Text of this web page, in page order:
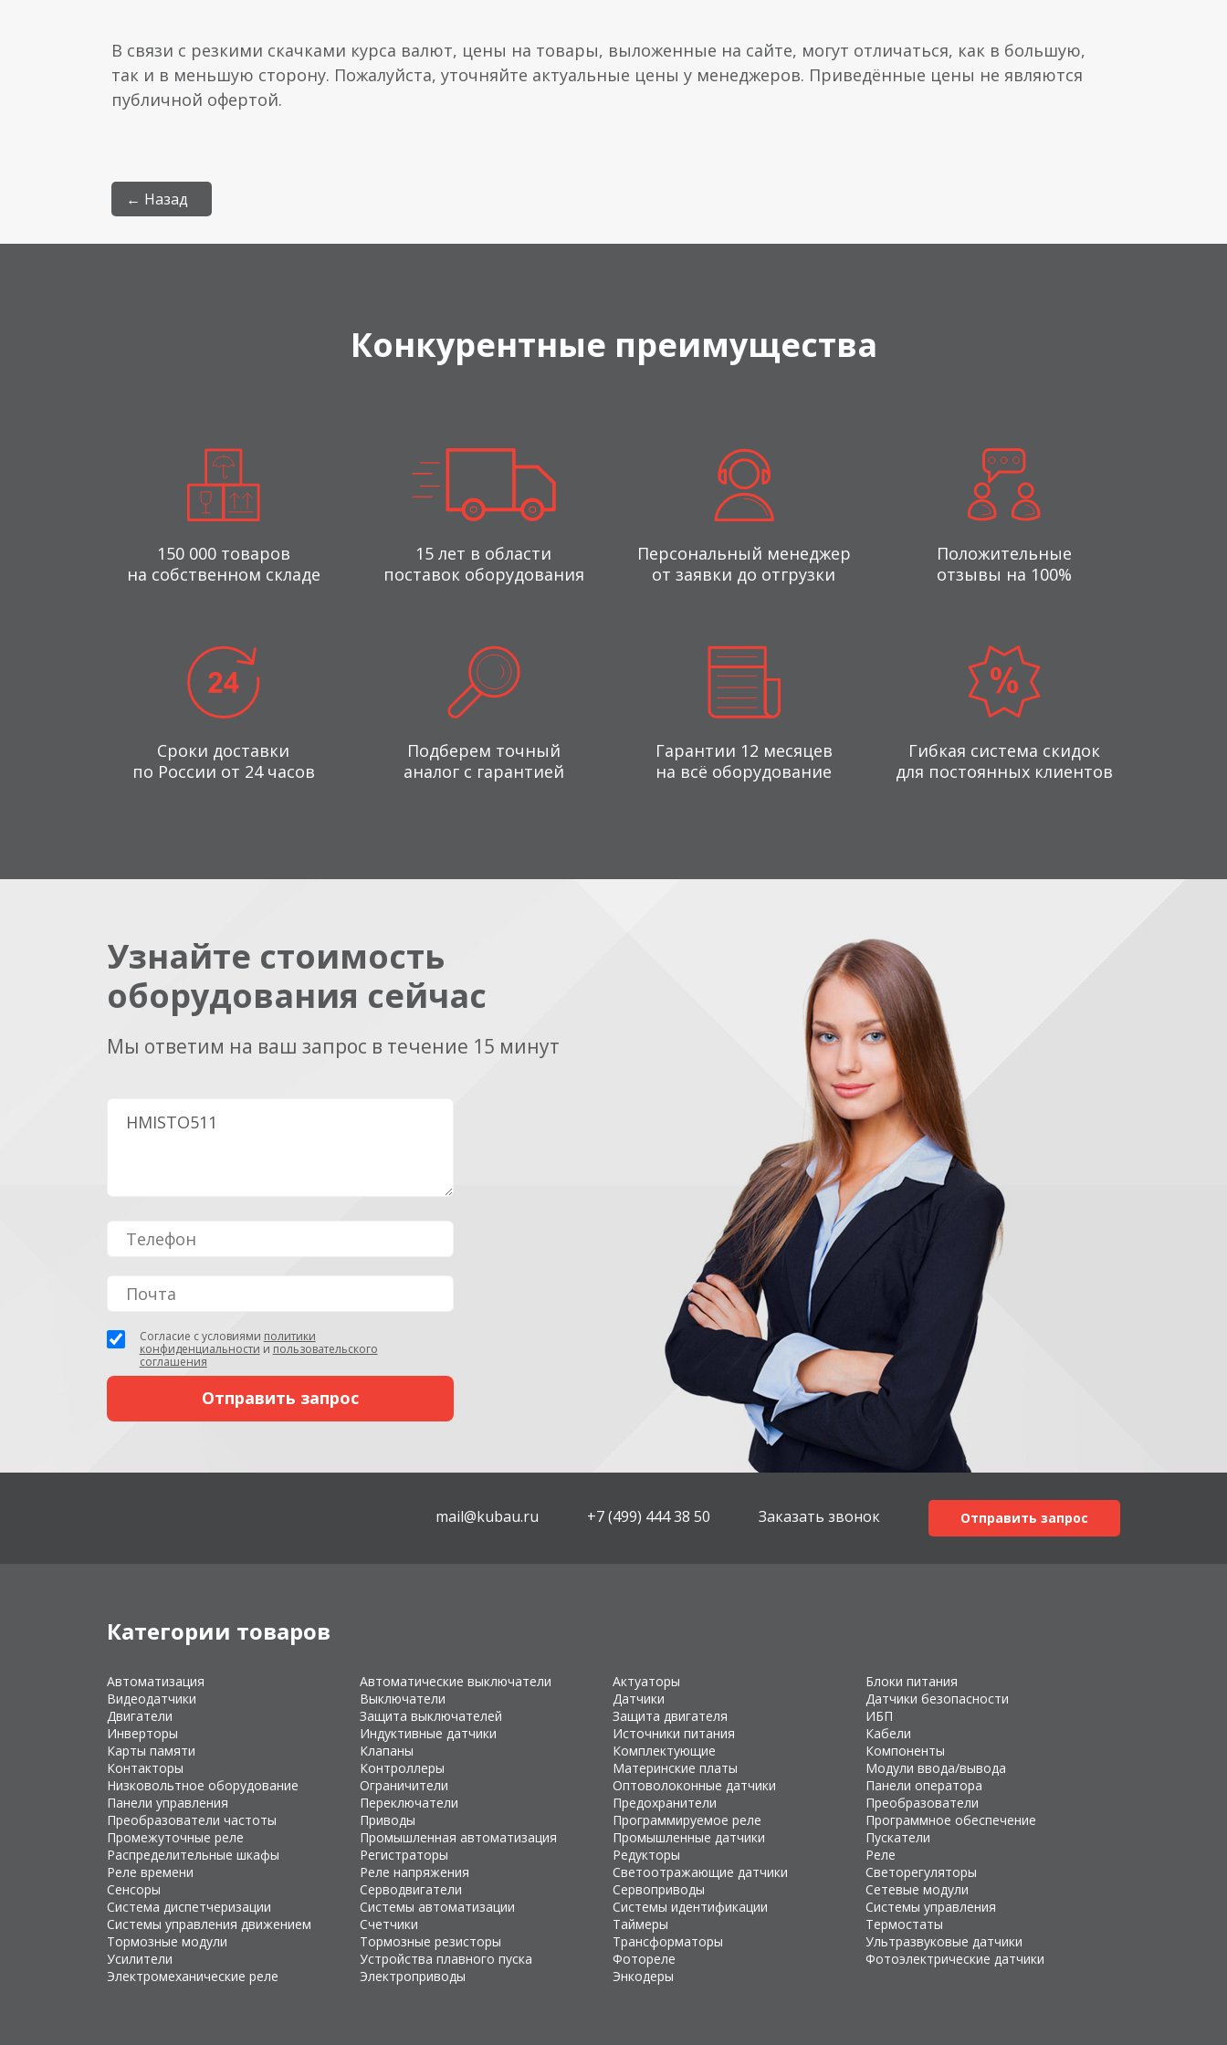
В связи с резкими скачками курса валют, цены на товары, выложенные на сайте, могут отличаться, как в большую,
так и в меньшую сторону. Пожалуйста, уточняйте актуальные цены у менеджеров. Приведённые цены не являются
публичной офертой.
← Назад
Конкурентные преимущества
150 000 товаров
на собственном складе
15 лет в области
поставок оборудования
Персональный менеджер
от заявки до отгрузки
Положительные
отзывы на 100%
Сроки доставки
по России от 24 часов
Подберем точный
аналог с гарантией
Гарантии 12 месяцев
на всё оборудование
Гибкая система скидок
для постоянных клиентов
Узнайте стоимость
оборудования сейчас
Мы ответим на ваш запрос в течение 15 минут
Согласие с условиями политики
конфиденциальности и пользовательского
соглашения
mail@kubau.ru +7 (499) 444 38 50 Заказать звонок Отправить запрос
Категории товаров
Автоматизация Автоматические выключатели Актуаторы
Блоки питания
Видеодатчики
Выключатели Датчики
Датчики безопасности
Двигатели
Защита выключателей Защита двигателя
ИБП
Инверторы
Индуктивные датчики Источники питания
Кабели
Карты памяти
Клапаны Комплектующие
Компоненты
Контакторы
Контроллеры Материнские платы
Модули ввода/вывода
Низковольтное оборудование
Ограничители Оптоволоконные датчики
Панели оператора
Панели управления
Переключатели Предохранители
Преобразователи
Преобразователи частоты
Приводы Программируемое реле
Программное обеспечение
Промежуточные реле
Промышленная автоматизация Промышленные датчики
Пускатели
Распределительные шкафы
Регистраторы Редукторы
Реле
Реле времени
Реле напряжения Светоотражающие датчики
Светорегуляторы
Сенсоры
Серводвигатели Сервоприводы
Сетевые модули
Система диспетчеризации
Системы автоматизации Системы идентификации
Системы управления
Системы управления движением
Счетчики Таймеры
Термостаты
Тормозные модули
Тормозные резисторы Трансформаторы
Ультразвуковые датчики
Усилители
Устройства плавного пуска Фотореле
Фотоэлектрические датчики
Электромеханические реле
Электроприводы Энкодеры